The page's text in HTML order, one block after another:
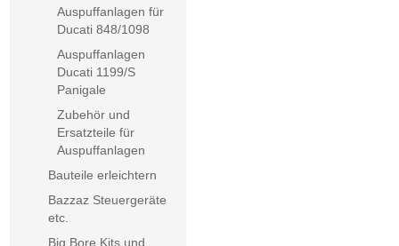
Auspuffanlagen für
Ducati 848/1098
Auspuffanlagen
Ducati 1199/S
Panigale
Zubehör und
Ersatzteile für
Auspuffanlagen
Bauteile erleichtern
Bazzaz Steuergeräte
etc.
Big Bore Kits und